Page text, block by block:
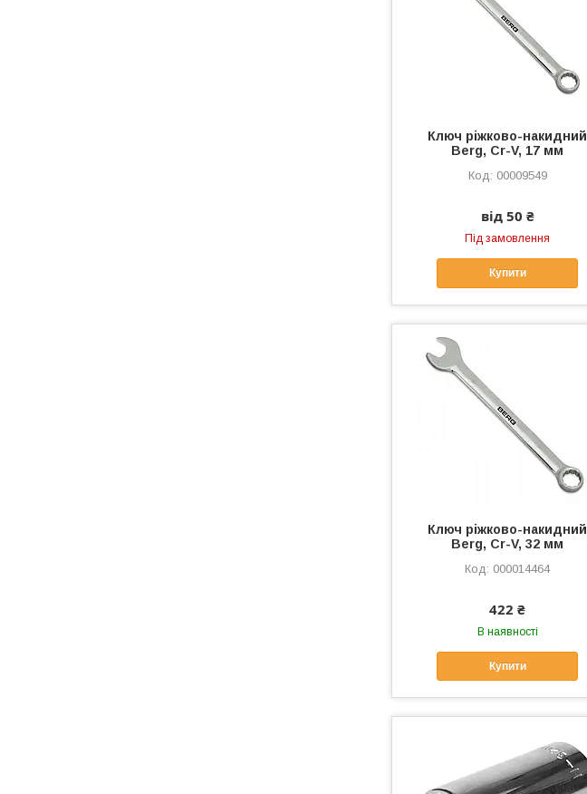
Ключ ріжково-накидний
Berg, Cr-V, 17 мм
00009549
від 50 ₴
Під замовлення
Купити
Ключ ріжково-накидний
Berg, Cr-V, 32 мм
000014464
422 ₴
В наявності
Купити